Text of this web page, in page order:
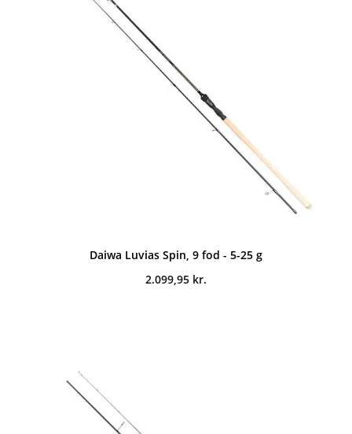
Daiwa Luvias Spin, 9 fod - 5-25 g
2.099,95 kr.